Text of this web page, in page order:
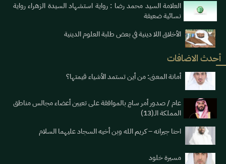
العلامة السيد محمد رضا : رواية استشهاد السيدة الزهراء رواية
نسائية ضعيفة
الأخلاق اللا دينية في بعض طلبة العلوم الدينية
أحدث الاضافات
أمانة المعنى: من أين تستمد الأشياء قيمتها؟
عام / صدور أمر سامٍ بالموافقة على تعيين أعضاء مجالس مناطق
المملكة الـ(13)
احنا جيرانه – كريم الله وبن أخيه السجاد عليهما السلام
مسيرة خلود